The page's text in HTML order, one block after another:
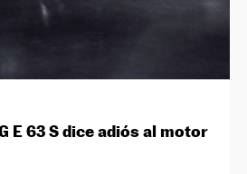
E 63 S dice adiós al motor